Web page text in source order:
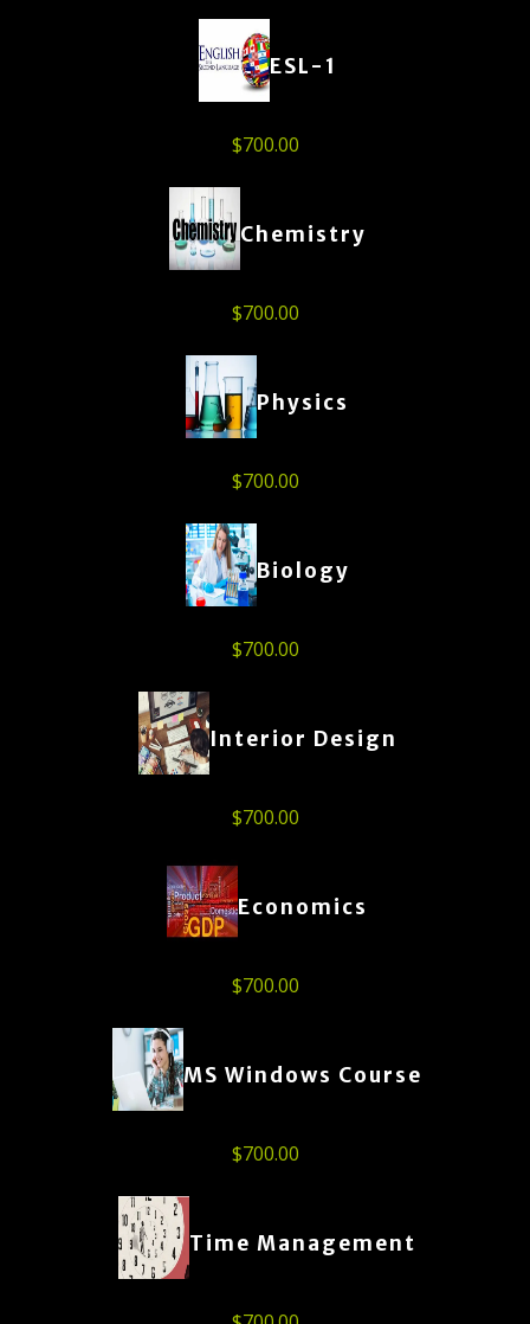
ESL-1
$700.00
Chemistry
$700.00
Physics
$700.00
Biology
$700.00
Interior Design
$700.00
Economics
$700.00
MS Windows Course
$700.00
Time Management